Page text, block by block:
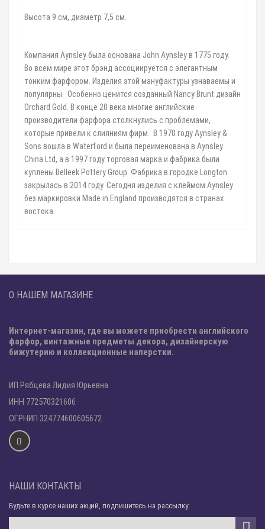
Высота 9 см, диаметр 7,5 см.
Компания Aynsley была основана John Aynsley в 1775 году.
Во всем мире этот брэнд ассоциируется с элегантным
тонким фарфором. Изделия этой мануфактуры узнаваемы и
популярны. Особенно ценится созданный Nancy Brunt дизайн
Orchard Gold. В конце 20 века многие английские
производители фарфора столкнулись с проблемами,
которые привели к слияниям фирм. В 1970 году Aynsley &
Sons вошла в Waterford и была переименована в Aynsley
China Ltd, а в 1997 году торговая марка и фабрика были
куплены Belleek Pottery Group. Фабрика в городке Longton
закрылась в 2014 году. Сегодня изделия с клеймом Aynsley
без маркировки Made in England производятся в странах
востока.
О НАШЕМ МАГАЗИНЕ
Интернет-магазин, где вы можете приобрести английского
фарфор, винтажные предметы декора, дизайнерскую
бижутерию и коллекционные наперстки.
ИП Рябцева Лидия Юрьевна
ИНН 772570321606
ОГРНИП 324774600605672
НАШИ КОНТАКТЫ
Будьте в курсе наших акций, подпишитесь на рассылку: